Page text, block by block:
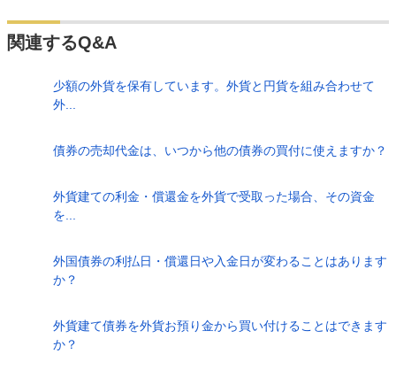
関連するQ&A
少額の外貨を保有しています。外貨と円貨を組み合わせて
外...
債券の売却代金は、いつから他の債券の買付に使えますか？
外貨建ての利金・償還金を外貨で受取った場合、その資金
を...
外国債券の利払日・償還日や入金日が変わることはあります
か？
外貨建て債券を外貨お預り金から買い付けることはできます
か？